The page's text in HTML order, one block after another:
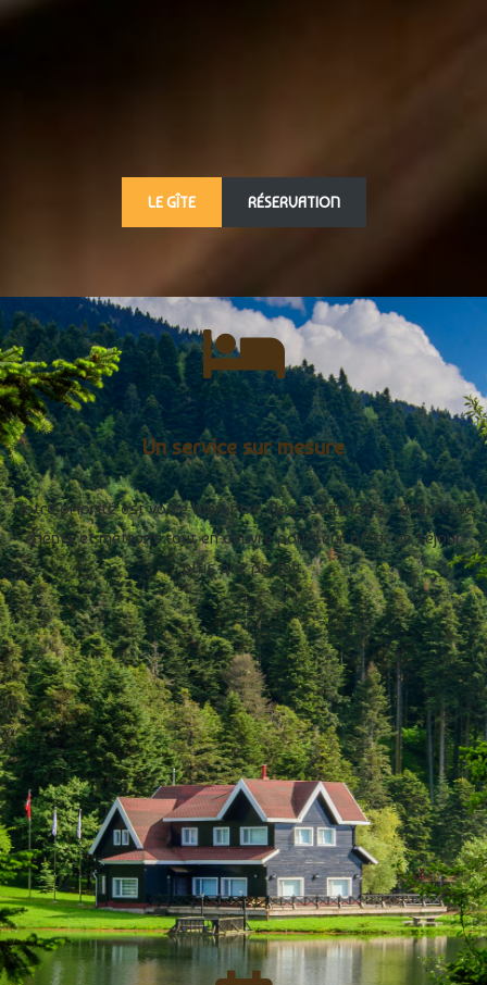
LE GÎTE RÉSERVATION
Un service sur mesure
Notre priorité est votre bien-être. Nous sommes à l’écoute de
clients et mettons tout en oeuvre pour leur offrir un séjour
plus que parfait.